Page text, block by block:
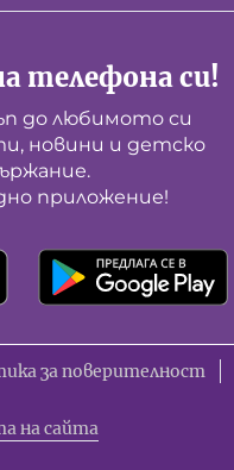
телефона си!
до любимото си
новини и детско
приложение!
за поверителност
на сайта